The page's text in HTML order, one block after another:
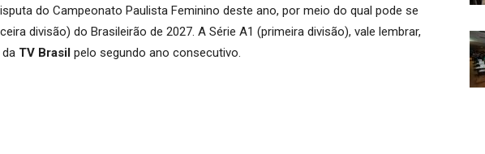
do Campeonato Paulista Feminino deste ano, por meio do qual pode se
divisão) do Brasileirão de 2027. A Série A1 (primeira divisão), vale lembrar,
TV Brasil pelo segundo ano consecutivo.